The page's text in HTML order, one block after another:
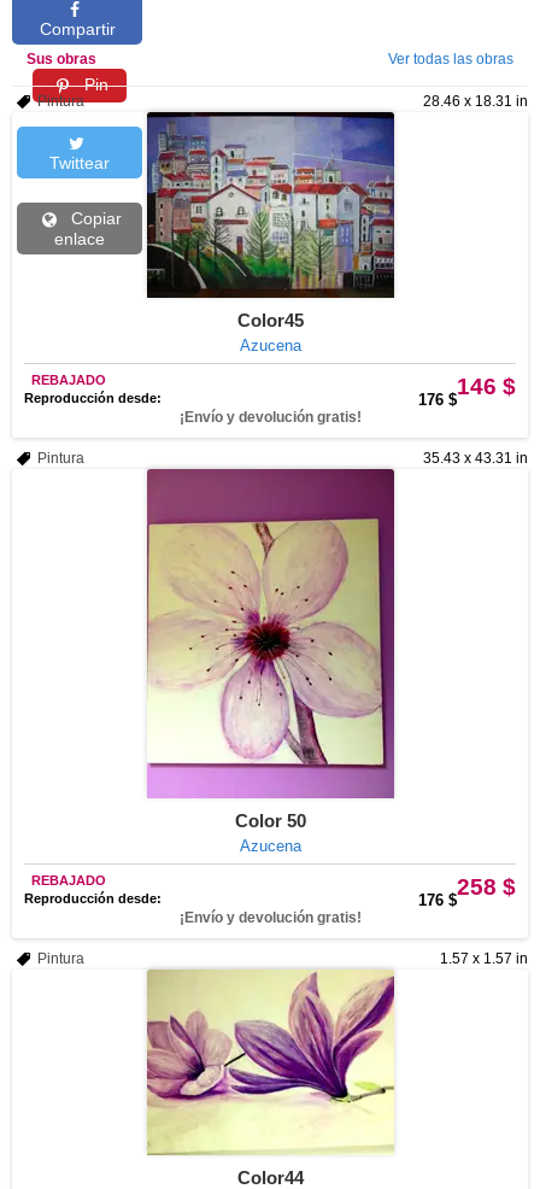
Compartir
Pin
Twittear
Copiar
enlace
Sus obras Ver todas las obras
28.46 x 18.31 in
Pintura
Color45
Azucena
146 $
REBAJADO
Reproducción desde:
176 $
¡Envío y devolución gratis!
35.43 x 43.31 in
Pintura
Color 50
Azucena
258 $
REBAJADO
Reproducción desde:
176 $
¡Envío y devolución gratis!
1.57 x 1.57 in
Pintura
Color44